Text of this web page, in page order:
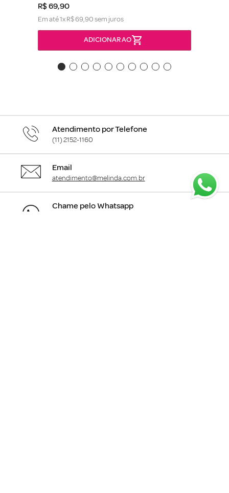
R$69,90
Em até1xR$69,90sem juros
ADICIONAR AO
Atendimento por Telefone
(11) 2152-1160
Email
atendimento@melinda.com.br
Chame pelo Whatsapp